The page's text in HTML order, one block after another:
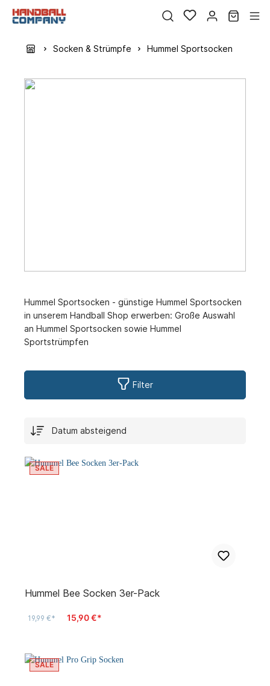
Socken & Strümpfe Hummel Sportsocken
Hummel Sportsocken - günstige Hummel Sportsocken
in unserem Handball Shop erwerben: Große Auswahl
an Hummel Sportsocken sowie Hummel
Sportstrümpfen
Filter
SALE
Hummel Bee Socken 3er-Pack
19,99 €* 15,90 €*
SALE